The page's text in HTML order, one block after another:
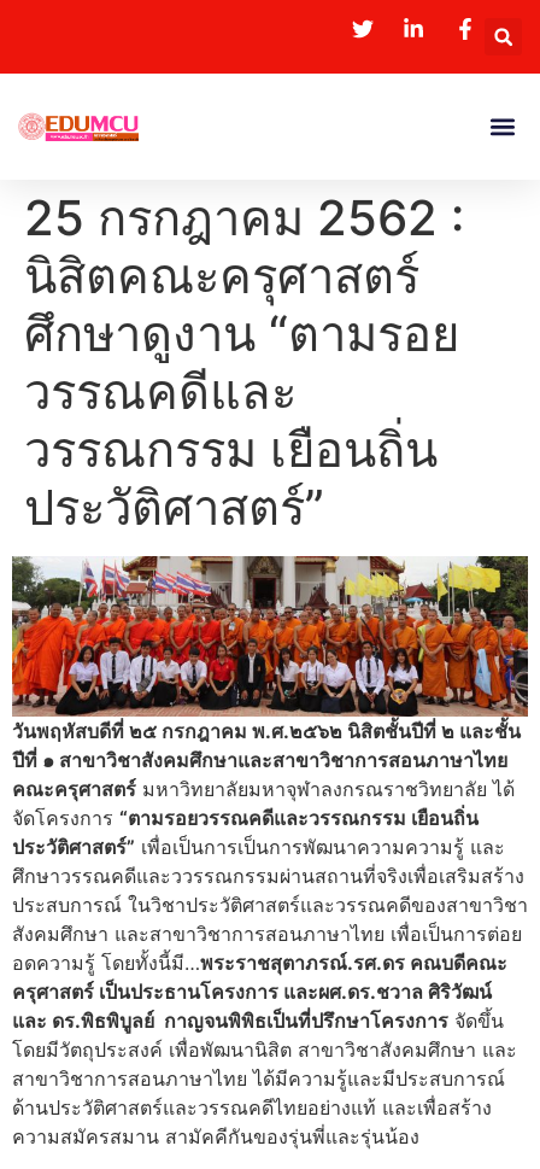
25 กรกฎาคม 2562 :
นิสิตคณะครุศาสตร์
ศึกษาดูงาน “ตามรอย
วรรณคดีและ
วรรณกรรม เยือนถิ่น
ประวัติศาสตร์”
วันพฤหัสบดีที่ ๒๕ กรกฎาคม พ.ศ.๒๕๖๒ นิสิตชั้นปีที่ ๒ และชั้น
ปีที่ ๑ สาขาวิชาสังคมศึกษาและสาขาวิชาการสอนภาษาไทย
คณะครุศาสตร์ มหาวิทยาลัยมหาจุฬาลงกรณราชวิทยาลัย ได้
จัดโครงการ “ตามรอยวรรณคดีและวรรณกรรม เยือนถิ่น
ประวัติศาสตร์” เพื่อเป็นการเป็นการพัฒนาความความรู้ และ
ศึกษาวรรณคดีและววรรณกรรมผ่านสถานที่จริงเพื่อเสริมสร้าง
ประสบการณ์ ในวิชาประวัติศาสตร์และวรรณคดีของสาขาวิชา
สังคมศึกษา และสาขาวิชาการสอนภาษาไทย เพื่อเป็นการต่อย
อดความรู้ โดยทั้งนี้มี…พระราชสุตาภรณ์.รศ.ดร คณบดีคณะ
ครุศาสตร์ เป็นประธานโครงการ และผศ.ดร.ชวาล ศิริวัฒน์
และ ดร.พิธพิบูลย์ กาญจนพิพิธเป็นที่ปรึกษาโครงการ จัดขึ้น
โดยมีวัตถุประสงค์ เพื่อพัฒนานิสิต สาขาวิชาสังคมศึกษา และ
สาขาวิชาการสอนภาษาไทย ได้มีความรู้และมีประสบการณ์
ด้านประวัติศาสตร์และวรรณคดีไทยอย่างแท้ และเพื่อสร้าง
ความสมัครสมาน สามัคคีกันของรุ่นพี่และรุ่นน้อง